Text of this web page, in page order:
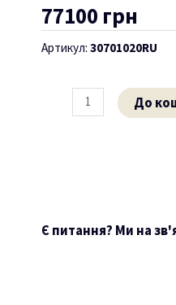
77100 грн
Артикул: 30701020RU
ESW
7010
кількість
До
Є питання? Ми на